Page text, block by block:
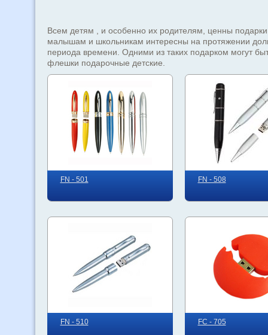
Всем детям , и особенно их родителям, ценны
малышам и школьникам интересны на протяжении
периода времени. Одними из таких подарком могут
флешки подарочные детские.
FN - 501 FN - 508
FN - 510 FC - 705